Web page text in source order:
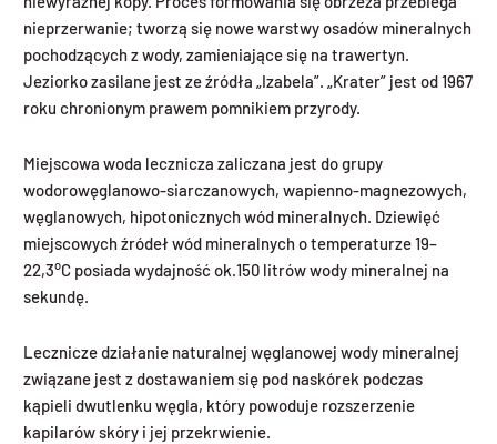
nieprzerwanie; tworzą się nowe warstwy osadów mineralnych
pochodzących z wody, zamieniające się na trawertyn.
Jeziorko zasilane jest ze źródła „Izabela”. „Krater” jest od 1967
roku chronionym prawem pomnikiem przyrody.
Miejscowa woda lecznicza zaliczana jest do grupy
wodorowęglanowo-siarczanowych, wapienno-magnezowych,
węglanowych, hipotonicznych wód mineralnych. Dziewięć
miejscowych źródeł wód mineralnych o temperaturze 19–
22,3oC posiada wydajność ok.150 litrów wody mineralnej na
sekundę.
Lecznicze działanie naturalnej węglanowej wody mineralnej
związane jest z dostawaniem się pod naskórek podczas
kąpieli dwutlenku węgla, który powoduje rozszerzenie
kapilarów skóry i jej przekrwienie.